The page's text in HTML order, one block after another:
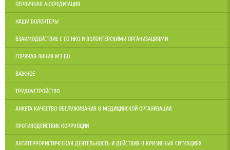
ПЕРВИЧНАЯ АККРЕДИТАЦИЯ
НАШИ ВОЛОНТЕРЫ
ВЗАИМОДЕЙСТВИЕ С СО НКО И ВОЛОНТЕРСКИМИ ОРГАНИЗАЦИЯМИ
ГОРЯЧАЯ ЛИНИЯ МЗ ВО
ВАЖНОЕ
ТРУДОУСТРОЙСТВО
АНКЕТА КАЧЕСТВО ОБСЛУЖИВАНИЯ В МЕДИЦИНСКОЙ ОРГАНИЗАЦИИ.
ПРОТИВОДЕЙСТВИЕ КОРРУПЦИИ
АНТИТЕРРОРИСТИЧЕСКАЯ ДЕЯТЕЛЬНОСТЬ И ДЕЙСТВИЯ В КРИЗИСНЫХ СИТУАЦИЯХ